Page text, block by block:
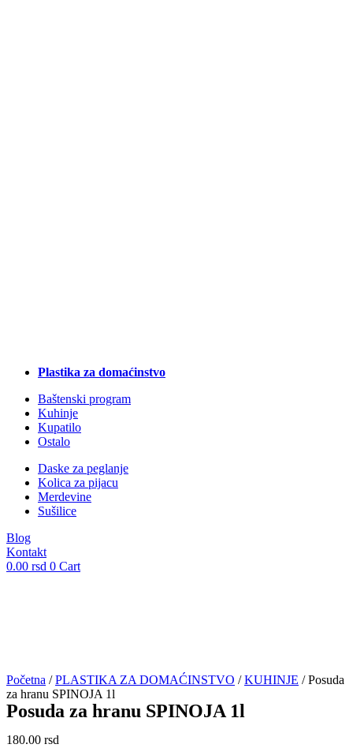
Plastika za domaćinstvo
Baštenski program
Kuhinje
Kupatilo
Ostalo
Daske za peglanje
Kolica za pijacu
Merdevine
Sušilice
Blog
Kontakt
0.00 rsd 0 Cart
Početna /PLASTIKA ZA DOMAĆINSTVO /KUHINJE / Posuda
za hranu SPINOJA 1l
Posuda za hranu SPINOJA 1l
180.00 rsd